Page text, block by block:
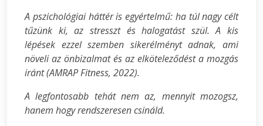
A pszichológiai háttér is egyértelmű: ha túl nagy célt
tűzünk ki, az stresszt és halogatást szül. A kis
lépések ezzel szemben sikerélményt adnak, ami
növeli az önbizalmat és az elköteleződést a mozgás
iránt (AMRAP Fitness, 2022).
A legfontosabb tehát nem az, mennyit mozogsz,
hanem hogy rendszeresen csináld.